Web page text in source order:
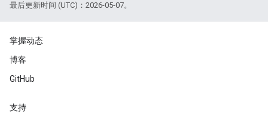
最后更新时间 (UTC)：2026-05-07。
掌握动态
博客
GitHub
支持